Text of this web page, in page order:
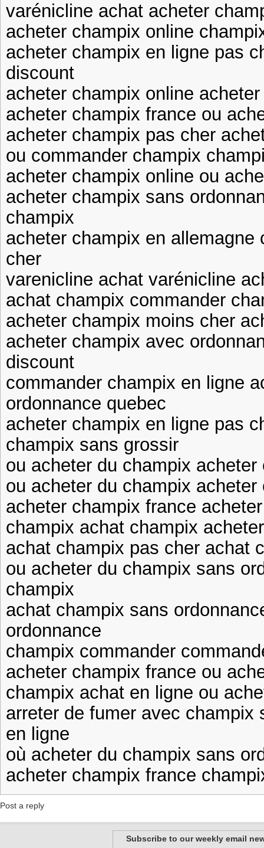
varénicline achat acheter
acheter champix online
acheter champix en ligne pas
discount
acheter champix online
acheter champix france ou
acheter champix pas cher
ou commander champix
acheter champix online ou
acheter champix sans
champix
acheter champix en
cher
varenicline achat varénicline
achat champix commander
acheter champix moins cher
acheter champix avec
discount
commander champix en ligne
ordonnance quebec
acheter champix en ligne pas
champix sans grossir
ou acheter du champix
ou acheter du champix
acheter champix france
champix achat champix
achat champix pas cher achat
ou acheter du champix sans
champix
achat champix sans
ordonnance
champix commander
acheter champix france ou
champix achat en ligne ou
arreter de fumer avec
en ligne
où acheter du champix sans
acheter champix france
Post a reply
Subscribe to our weekly email